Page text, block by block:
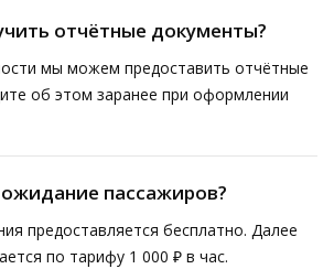
отчётные документы?
мы можем предоставить отчётные
об этом заранее при оформлении
пассажиров?
предоставляется бесплатно. Далее
по тарифу 1 000 ₽ в час.